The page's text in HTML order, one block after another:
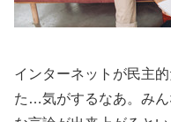
インターネットが民主
た…気がするなあ。み